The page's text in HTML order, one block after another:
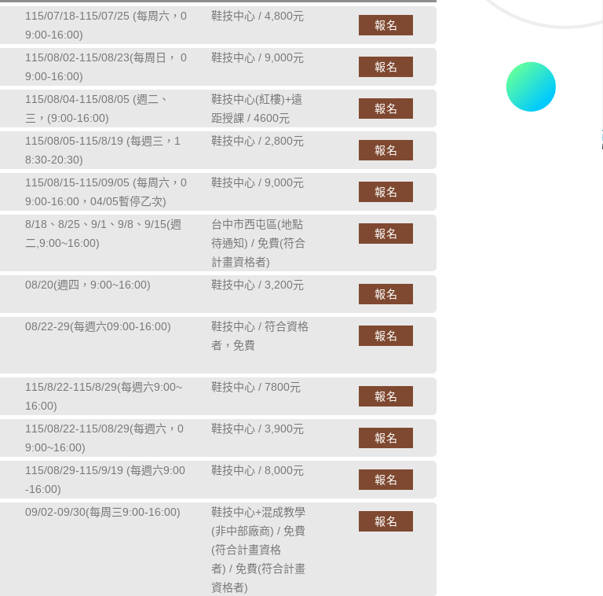
115/07/18-115/07/25 (每周六，0
9:00-16:00)
鞋技中心 / 4,800元
報名
115/08/02-115/08/23(每周日， 0
9:00-16:00)
鞋技中心 / 9,000元
報名
115/08/04-115/08/05 (週二、
三，(9:00-16:00)
鞋技中心(紅樓)+遠
距授課 / 4600元
報名
115/08/05-115/8/19 (每週三，1
8:30-20:30)
鞋技中心 / 2,800元
報名
115/08/15-115/09/05 (每周六，0
9:00-16:00，04/05暫停乙次)
鞋技中心 / 9,000元
報名
8/18、8/25、9/1、9/8、9/15(週
二,9:00~16:00)
台中市西屯區(地點
待通知) / 免費(符合
計畫資格者)
報名
08/20(週四，9:00~16:00) 鞋技中心 / 3,200元
報名
08/22-29(每週六09:00-16:00)
鞋技中心 / 符合資格
者，免費
報名
115/8/22-115/8/29(每週六9:00~
16:00)
鞋技中心 / 7800元
報名
115/08/22-115/08/29(每週六，0
9:00~16:00)
鞋技中心 / 3,900元
報名
115/08/29-115/9/19 (每週六9:00
-16:00)
鞋技中心 / 8,000元
報名
09/02-09/30(每周三9:00-16:00)
鞋技中心+混成教學
(非中部廠商) / 免費
(符合計畫資格
者) / 免費(符合計畫
資格者)
報名